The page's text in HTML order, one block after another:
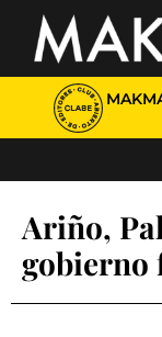
Ariño,
gobierno